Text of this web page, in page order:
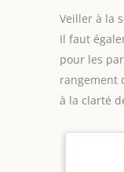
Veiller à la
Il faut
pour les
rangement
à la clarté